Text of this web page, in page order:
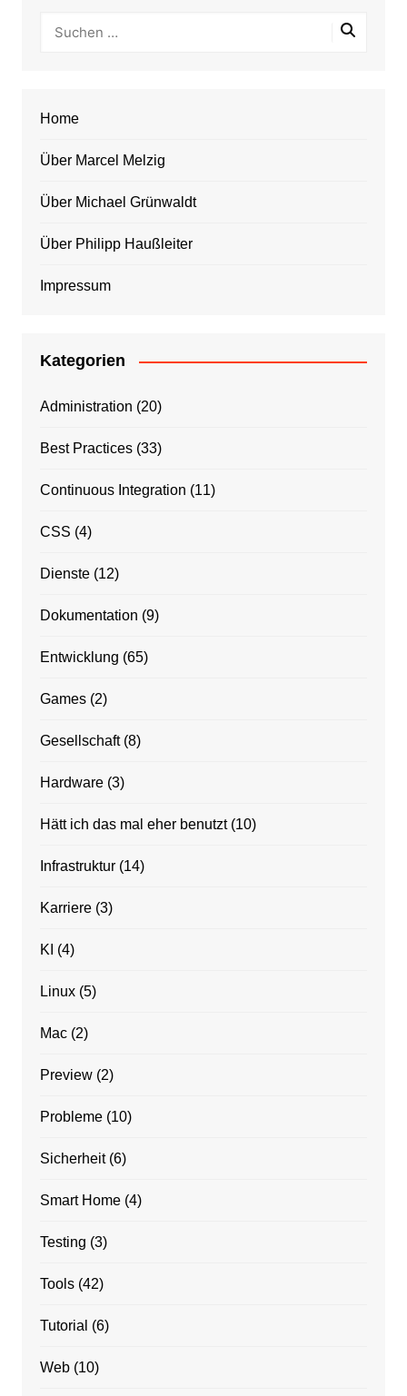
Home
Über Marcel Melzig
Über Michael Grünwaldt
Über Philipp Haußleiter
Impressum
Kategorien
Administration (20)
Best Practices(33)
Continuous Integration (11)
CSS (4)
Dienste(12)
Dokumentation (9)
Entwicklung (65)
Games(2)
Gesellschaft(8)
Hardware(3)
Hätt ich das mal eher benutzt(10)
Infrastruktur(14)
Karriere(3)
KI (4)
Linux(5)
Mac(2)
Preview(2)
Probleme(10)
Sicherheit(6)
Smart Home(4)
Testing (3)
Tools(42)
Tutorial (6)
Web(10)